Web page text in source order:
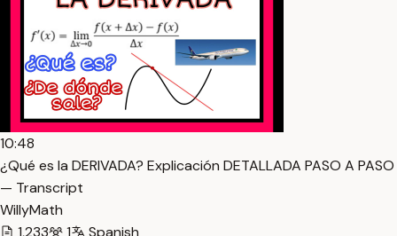
10:48
¿Qué es la DERIVADA? Explicación DETALLADA PASO A PASO
— Transcript
WillyMath
1,233
1 Spanish